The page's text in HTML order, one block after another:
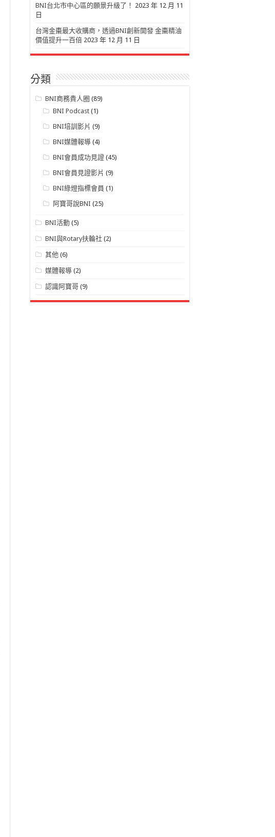
BNI台北市中心區的願景升級了！ 2023 年 12 月 11
日
台灣金棗最大收購商，透過BNI創新開發 金棗精油
價值提升一百倍 2023 年 12 月 11 日
分類
BNI商務貴人圈 (89)
BNI Podcast(1)
BNI培訓影片 (9)
BNI媒體報導(4)
BNI會員成功見證(45)
BNI會員見證影片 (9)
BNI綠燈指標會員 (1)
阿寶哥說BNI (25)
BNI活動(5)
BNI與Rotary扶輪社(2)
其他(6)
媒體報導(2)
認識阿寶哥(9)